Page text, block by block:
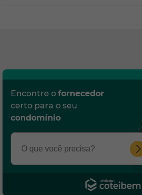
Encontre o fornecedor
certo para o seu
condomínio